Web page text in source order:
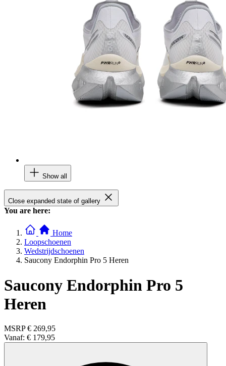
Show all
Close expanded state of gallery
You are here:
Home
Loopschoenen
Wedstrijdschoenen
Saucony Endorphin Pro 5 Heren
Saucony Endorphin Pro 5
Heren
MSRP € 269,95
Vanaf: € 179,95